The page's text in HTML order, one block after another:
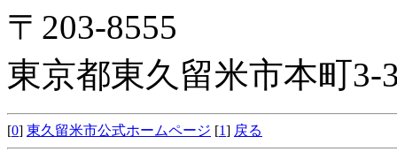
〒203-8555
東京都東久留米市本町3-
[0] 東久留米市公式ホームページ [1] 戻る